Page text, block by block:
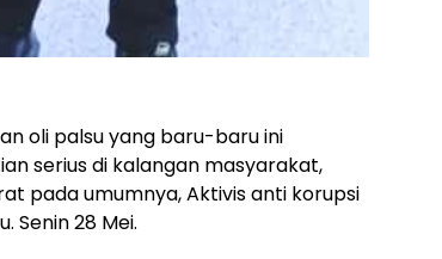
oli palsu yang baru-baru ini
serius di kalangan masyarakat,
pada umumnya, Aktivis anti korupsi
Senin 28 Mei.